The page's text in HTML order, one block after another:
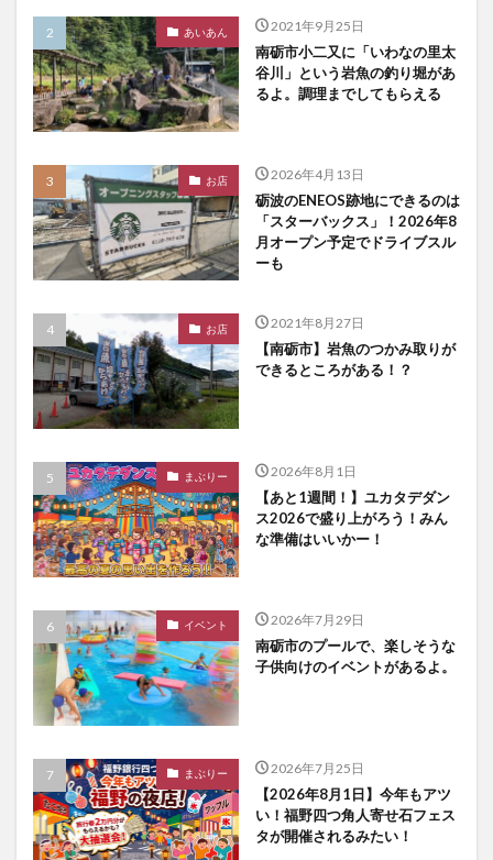
あいあん 2021年9月25日
南砺市小二又に「いわなの里太
谷川」という岩魚の釣り堀があ
るよ。調理までしてもらえる
お店 2026年4月13日
砺波のENEOS跡地にできるのは
「スターバックス」！2026年8
月オープン予定でドライブスル
ーも
お店 2021年8月27日
【南砺市】岩魚のつかみ取りが
できるところがある！？
まぶりー 2026年8月1日
【あと1週間！】ユカタデダン
ス2026で盛り上がろう！みん
な準備はいいかー！
イベント 2026年7月29日
南砺市のプールで、楽しそうな
子供向けのイベントがあるよ。
まぶりー 2026年7月25日
【2026年8月1日】今年もアツ
い！福野四つ角人寄せ石フェス
タが開催されるみたい！